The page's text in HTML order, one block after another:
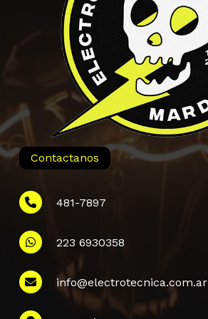
Contactanos
481-7897
223 6930358
info@electrotecnica.com.ar
Información
QUIENES SOMOS